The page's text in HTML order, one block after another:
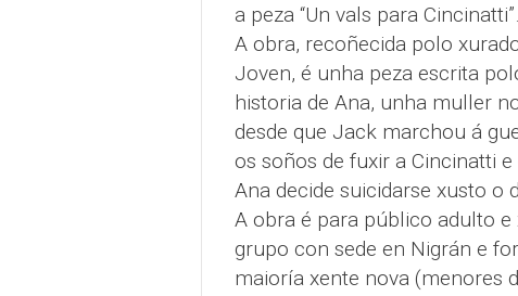
a peza “Un vals para Cincinatti”.
A obra, recoñecida polo
Joven, é unha peza escrita
historia de Ana, unha muller
desde que Jack marchou á
os soños de fuxir a Cincinatti
Ana decide suicidarse xusto o
A obra é para público adulto e
grupo con sede en Nigrán e
maioría xente nova (menores